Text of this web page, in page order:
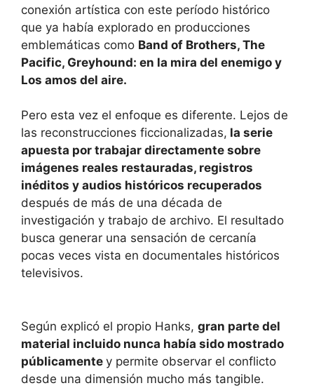
conexión artística con este período histórico
que ya había explorado en producciones
emblemáticas como Band of Brothers, The
Pacific, Greyhound: en la mira del enemigo y
Los amos del aire.
Pero esta vez el enfoque es diferente. Lejos de
las reconstrucciones ficcionalizadas, la serie
apuesta por trabajar directamente sobre
imágenes reales restauradas, registros
inéditos y audios históricos recuperados
después de más de una década de
investigación y trabajo de archivo. El resultado
busca generar una sensación de cercanía
pocas veces vista en documentales históricos
televisivos.
Según explicó el propio Hanks, gran parte del
material incluido nunca había sido mostrado
públicamente y permite observar el conflicto
desde una dimensión mucho más tangible.